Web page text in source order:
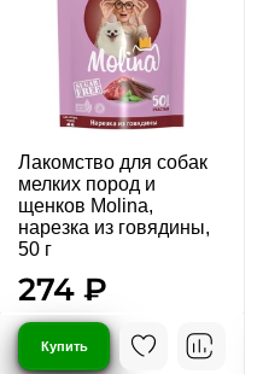
Лакомство для собак
мелких пород и
щенков Molina,
нарезка из говядины,
50 г
274 ₽
Купить